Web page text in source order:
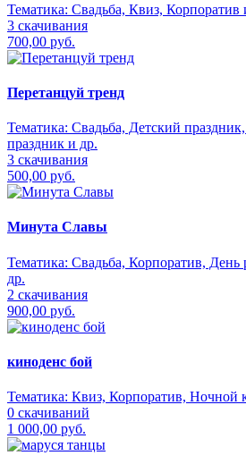
Тематика: Свадьба, Квиз, Корпоратив
3 скачивания
700,00 руб.
Перетанцуй тренд
Тематика: Свадьба, Детский
праздник и др.
3 скачивания
500,00 руб.
Минута Славы
Тематика: Свадьба, Корпоратив,
др.
2 скачивания
900,00 руб.
киноденс бой
Тематика: Квиз, Корпоратив, Ночной
0 скачиваний
1 000,00 руб.